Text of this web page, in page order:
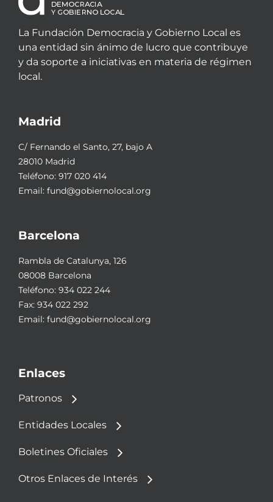
La Fundación Democracia y Gobierno Local es
una entidad sin ánimo de lucro que contribuye
y da soporte a iniciativas en materia de régimen
local.
Madrid
C/ Fernando el Santo, 27, bajo A
28010 Madrid
Teléfono: 917 020 414
Email: fund@gobiernolocal.org
Barcelona
Rambla de Catalunya, 126
08008 Barcelona
Teléfono: 934 022 244
Fax: 934 022 292
Email: fund@gobiernolocal.org
Enlaces
Patronos
Entidades Locales
Boletines Oficiales
Otros Enlaces de Interés